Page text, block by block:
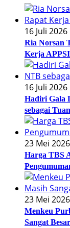
16 Juli 2026
Ria Norsan
Kerja
16 Juli 2026
Hadiri Gala
sebagai
23 Mei 2026
Harga TBS
23 Mei 2026
Menkeu
Sangat Besar